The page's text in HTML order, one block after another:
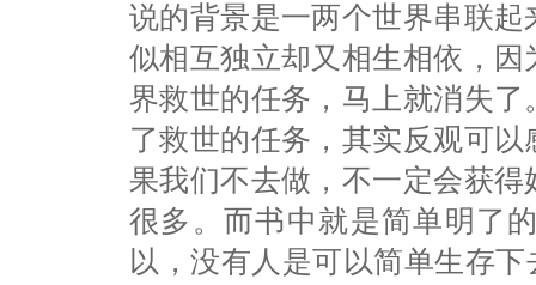
说的背景是一两个世界串联
似相互独立却又相生相依，
界救世的任务，马上就消失
了救世的任务，其实反观可
果我们不去做，不一定会获
很多。而书中就是简单明了
以，没有人是可以简单生存